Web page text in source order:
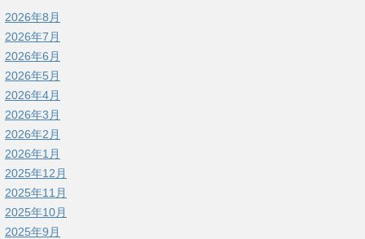
2026年8月
2026年7月
2026年6月
2026年5月
2026年4月
2026年3月
2026年2月
2026年1月
2025年12月
2025年11月
2025年10月
2025年9月